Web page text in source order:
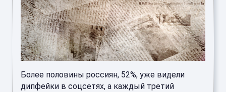
Более половины россиян, 52%, уже видели
дипфейки в соцсетях, а каждый третий